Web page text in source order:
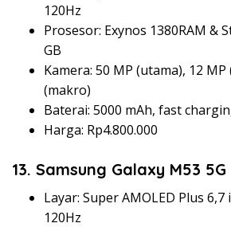
120Hz
Prosesor: Exynos 1380RAM &
GB
Kamera: 50 MP (utama), 12
(makro)
Baterai: 5000 mAh, fast
Harga: Rp4.800.000
13. Samsung Galaxy M53 5G
Layar: Super AMOLED Plus
120Hz